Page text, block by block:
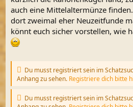
auch eine Mittelaltermünze
dort zweimal eher Neuzeitfunde
könnt euch sicher vorstellen, wie
Du musst registriert sein im
Anhang zu sehen. Registriere dich bitte
Du musst registriert sein im